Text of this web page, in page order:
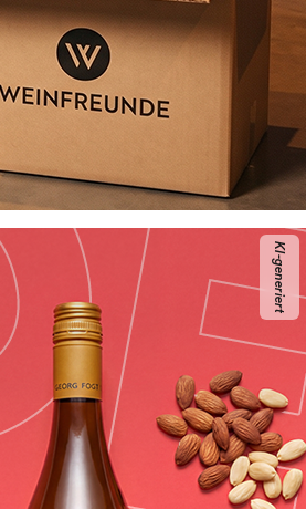
KI-generiert